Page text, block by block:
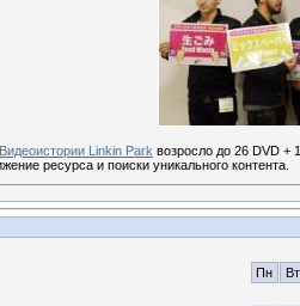
Видеоистории Linkin Park возросло до 26 DVD +
ресурса и поиски уникального контента.
Пн Вт